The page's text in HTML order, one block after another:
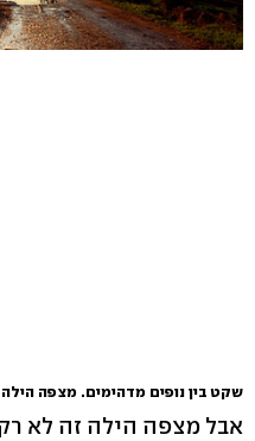
שקט בין נופים מדהימים. מצפה הילה